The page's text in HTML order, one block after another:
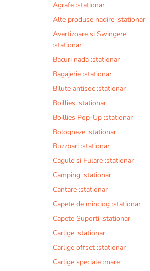
Agrafe :stationar
Alte produse nadire :stationar
Avertizoare si Swingere
:stationar
Bacuri nada :stationar
Bagajerie :stationar
Bilute antisoc :stationar
Boillies :stationar
Boillies Pop-Up :stationar
Bologneze :stationar
Buzzbari :stationar
Cagule si Fulare :stationar
Camping :stationar
Cantare :stationar
Capete de minciog :stationar
Capete Suporti :stationar
Carlige :stationar
Carlige offset :stationar
Carlige speciale :mare